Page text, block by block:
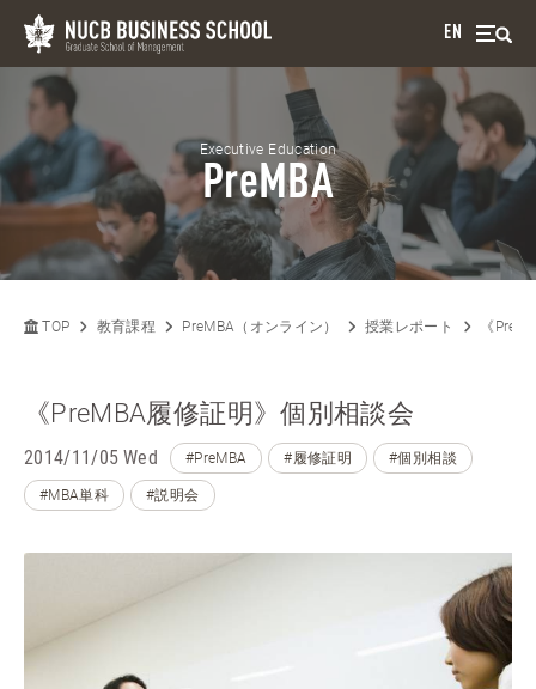
EN
Executive Education
PreMBA
TOP 教育課程 PreMBA（オンライン） 授業レポート 《
《PreMBA履修証明》個別相談会
2014/11/05 Wed #PreMBA #履修証明 #個別相談
#MBA単科 #説明会